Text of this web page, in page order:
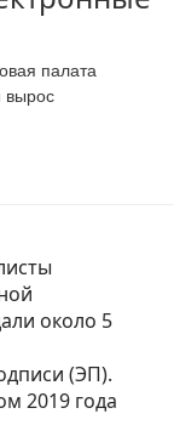
палата
вырос
около 5
(ЭП).
2019 года